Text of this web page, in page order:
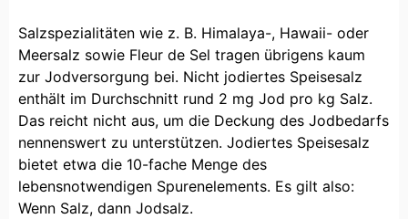
Salzspezialitäten wie z. B. Himalaya-, Hawaii- oder
Meersalz sowie Fleur de Sel tragen übrigens kaum
zur Jodversorgung bei. Nicht jodiertes Speisesalz
enthält im Durchschnitt rund 2 mg Jod pro kg Salz.
Das reicht nicht aus, um die Deckung des Jodbedarfs
nennenswert zu unterstützen. Jodiertes Speisesalz
bietet etwa die 10-fache Menge des
lebensnotwendigen Spurenelements. Es gilt also:
Wenn Salz, dann Jodsalz.